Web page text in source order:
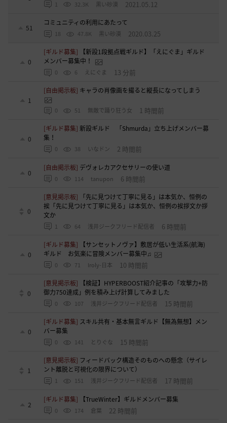
1 32.3K 黒い砂漠 2021.05.12
51
コミュニティの利用にあたって
18 47.8K 黒い砂漠 2020.03.25
0
[ギルド募集]
【新設1段拠点戦ギルド】「えにぐま」ギルド
メンバー募集中！
0 6 えにぐま 13 分前
1
[自由掲示板] キャラの肖像画を撮ると縦長になってしまう
0 51 無敵で踊り狂う女 1 時間前
0
[ギルド募集]新設ギルド 「Shmurda」立ち上げメンバー募
集！
0 38 いなドン 2 時間前
0
[自由掲示板] デヴォレカアクセサリーの使い道
0 114 tanupon 6 時間前
0
[意見掲示板]
「先に見つけて丁寧に見る」は本気か、恒例の
挨「先に見つけて丁寧に見る」は本気か、恒例の挨拶文か拶
文か
1 64 浅井ジークフリード配信者 6 時間前
0
[ギルド募集]
【サンセットノヴァ】敷居が低い生活系(航海)
ギルド お気楽に冒険メンバー募集中♫
0 71 Iroly-日本 10 時間前
0
[意見掲示板]
【検証】HYPERBOOST紹介記事の「攻撃力+防
御力750達成」例を積み上げ計算してみました
0 107 浅井ジークフリード配信者 15 時間前
0
[ギルド募集] スキル共有・基本無言ギルド【無為無想】メン
バー募集
0 141 とりぐな 15 時間前
1
[意見掲示板] フィードバック構造そのものへの懸念（サイレ
ント離脱と可視化の限界について）
1 151 浅井ジークフリード配信者 17 時間前
2
[ギルド募集] 【TrueWinter】ギルドメンバー募集
0 174 倉葉 22 時間前